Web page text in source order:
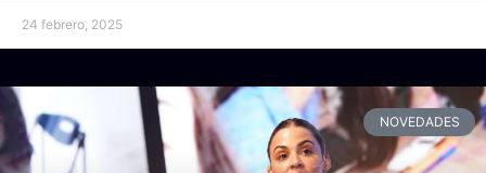
24 febrero, 2025
NOVEDADES